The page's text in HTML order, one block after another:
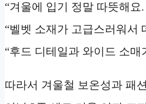
“겨울에 입기 정말 따뜻해
“벨벳 소재가 고급스러워서
“후드 디테일과 와이드 소
따라서 겨울철 보온성과 패